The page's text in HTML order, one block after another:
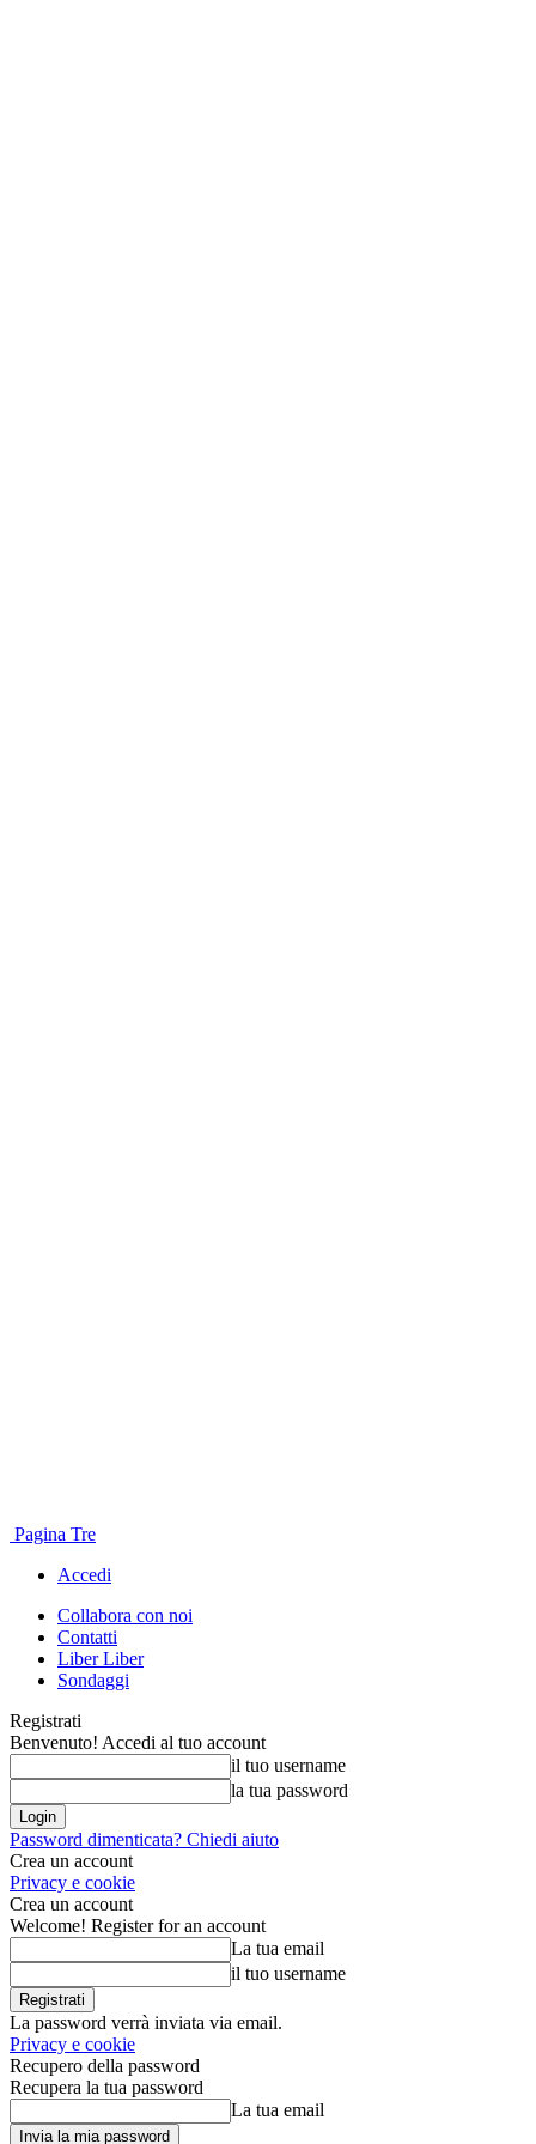
Pagina Tre
Accedi
Collabora con noi
Contatti
Liber Liber
Sondaggi
Registrati
Benvenuto! Accedi al tuo account
il tuo username
la tua password
Password dimenticata? Chiedi aiuto
Crea un account
Privacy e cookie
Crea un account
Welcome! Register for an account
La tua email
il tuo username
La password verrà inviata via email.
Privacy e cookie
Recupero della password
Recupera la tua password
La tua email